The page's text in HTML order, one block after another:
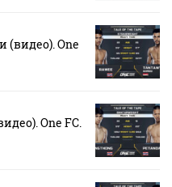
(видео). One
One FC.